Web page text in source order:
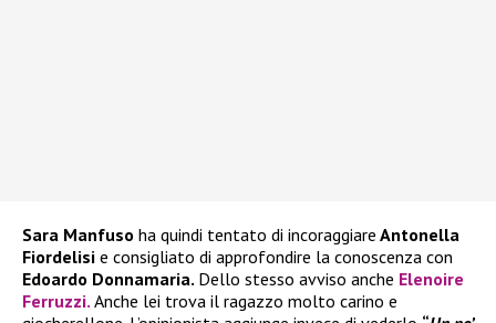
Sara Manfuso ha quindi tentato di incoraggiare Antonella
Fiordelisi e consigliato di approfondire la conoscenza con
Edoardo Donnamaria. Dello stesso avviso anche Elenoire
Ferruzzi. Anche lei trova il ragazzo molto carino e